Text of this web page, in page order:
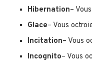
Hibernation–
Glace– Vous
Incitation– Vous
Incognito– Vous